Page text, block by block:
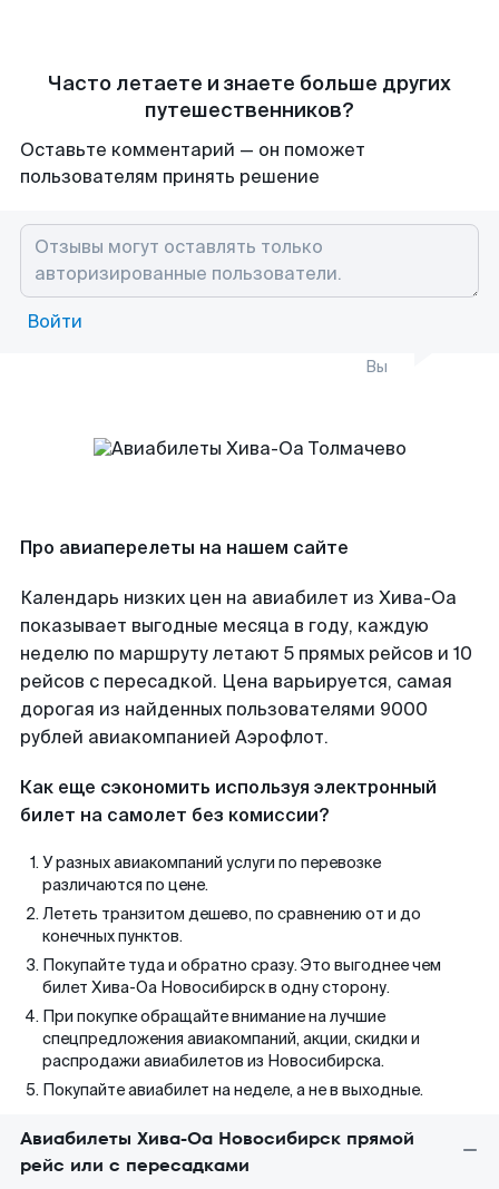
Часто летаете и знаете больше других
путешественников?
Оставьте комментарий — он поможет
пользователям принять решение
Войти
Вы
Про авиаперелеты на нашем сайте
Календарь низких цен на авиабилет из Хива-Оа
показывает выгодные месяца в году, каждую
неделю по маршруту летают 5 прямых рейсов и 10
рейсов с пересадкой. Цена варьируется, самая
дорогая из найденных пользователями 9000
рублей авиакомпанией Аэрофлот.
Как еще сэкономить используя электронный
билет на самолет без комиссии?
У разных авиакомпаний услуги по перевозке
различаются по цене.
Лететь транзитом дешево, по сравнению от и до
конечных пунктов.
Покупайте туда и обратно сразу. Это выгоднее чем
билет Хива-Оа Новосибирск в одну сторону.
При покупке обращайте внимание на лучшие
спецпредложения авиакомпаний, акции, скидки и
распродажи авиабилетов из Новосибирска.
Покупайте авиабилет на неделе, а не в выходные.
Авиабилеты Хива-Оа Новосибирск прямой
рейс или с пересадками